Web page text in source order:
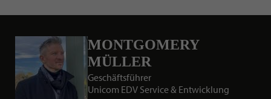
MONTGOMERY
MÜLLER
Geschäftsführer
Unicom EDV Service & Entwicklung